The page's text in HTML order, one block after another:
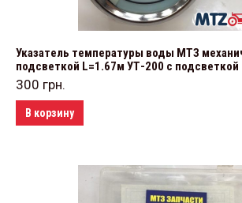
Указатель температуры воды МТЗ
подсветкой L=1.67м УТ-200 с подсветкой
300 грн.
В корзину